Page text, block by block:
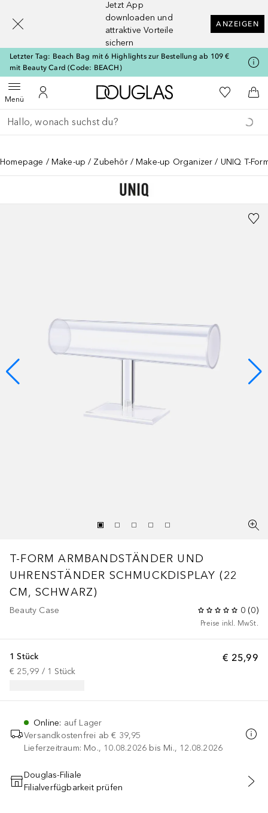
Jetzt App
downloaden und
attraktive Vorteile
sichern
ANZEIGEN
Letzter Tag: Beach Bag mit 6 Highlights zur Bestellung ab 109 €
mit Beauty Card (Code: BEACH)
MenüMenü öffnenZu Meinem Kundenkonto
Zur Douglas Startseite
Zu Meiner
Gehe zurück
Suche ausführen
Homepage Make-up Zubehör Make-up Organizer UNIQ T-
T-FORM ARMBANDSTÄNDER UND
UHRENSTÄNDER SCHMUCKDISPLAY (22
CM, SCHWARZ)
Beauty Case 0 (0)
Preise inkl. MwSt.
€ 25,99
1 Stück
€ 25,99 / 1 Stück
Online: auf Lager
Versandkostenfrei ab € 39,95
Lieferzeitraum: Mo., 10.08.2026 bis Mi., 12.08.2026
IN DEN WARENKORB
Douglas-Filiale
Filialverfügbarkeit prüfen
[navigation.slideout.screenreader]